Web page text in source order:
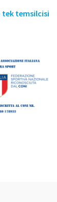
tek temsilcisi